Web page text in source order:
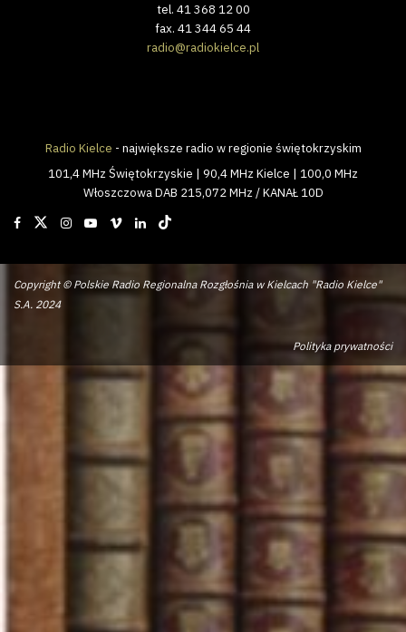
tel. 41 368 12 00
fax. 41 344 65 44
radio@radiokielce.pl
Radio Kielce - największe radio w regionie świętokrzyskim
101,4 MHz Świętokrzyskie | 90,4 MHz Kielce | 100,0 MHz
Włoszczowa DAB 215,072 MHz / KANAŁ 10D
Copyright © Polskie Radio Regionalna Rozgłośnia w Kielcach "Radio Kielce"
S.A. 2024
Polityka prywatności